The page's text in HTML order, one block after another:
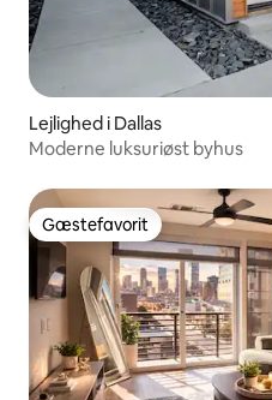
Lejlighed i Dallas
Moderne luksuriøst byhus
Gæstefavorit
Gæstefavorit